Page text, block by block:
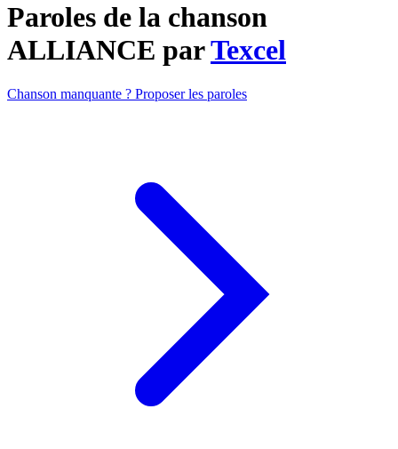
Paroles de la chanson
ALLIANCE parTexcel
Chanson manquante ? Proposer les paroles